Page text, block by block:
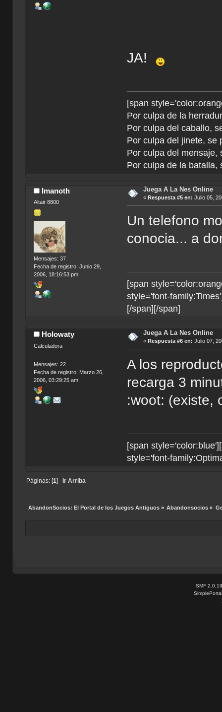
JA!
[span
Por culpa de la
Por culpa del caballo,
Por culpa del jinete, se
Por culpa del mensaje,
Por culpa de la batalla,
Imanoth
Altair 8800
Mensajes: 37
Fecha de registro: Junio 29,
2006, 18:16:53 pm
Juega A La Nes Online
« Respuesta #5 en: Julio 05,
Un telefono
conocia... a
[span
style='font-
[/span][/span]
Holowaty
Calculadora
Mensajes: 22
Fecha de registro: Marzo 26,
2006, 03:29:25 am
Juega A La Nes Online
« Respuesta #6 en: Julio 07,
A los
recarga 3
:woot: (existe,
[span
style='font-
Páginas: [1] Ir Arriba
AbandonSocios: El Portal de los Juegos Antiguos» Abandonsocios »
SMF 2.0.19